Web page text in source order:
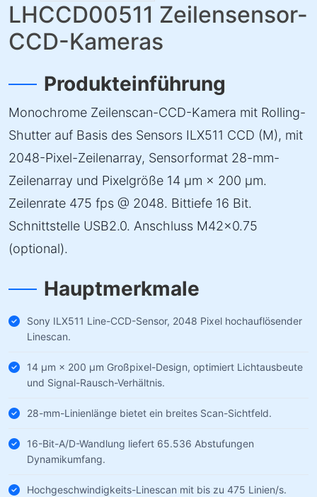
LHCCD00511 Zeilensensor-
CCD-Kameras
Produkteinführung
Monochrome Zeilenscan-CCD-Kamera mit Rolling-
Shutter auf Basis des Sensors ILX511 CCD (M), mit
2048-Pixel-Zeilenarray, Sensorformat 28-mm-
Zeilenarray und Pixelgröße 14 µm × 200 µm.
Zeilenrate 475 fps @ 2048. Bittiefe 16 Bit.
Schnittstelle USB2.0. Anschluss M42×0.75
(optional).
Hauptmerkmale
Sony ILX511 Line-CCD-Sensor, 2048 Pixel hochauflösender
Linescan.
14 µm × 200 µm Großpixel-Design, optimiert Lichtausbeute
und Signal-Rausch-Verhältnis.
28-mm-Linienlänge bietet ein breites Scan-Sichtfeld.
16-Bit-A/D-Wandlung liefert 65.536 Abstufungen
Dynamikumfang.
Hochgeschwindigkeits-Linescan mit bis zu 475 Linien/s.